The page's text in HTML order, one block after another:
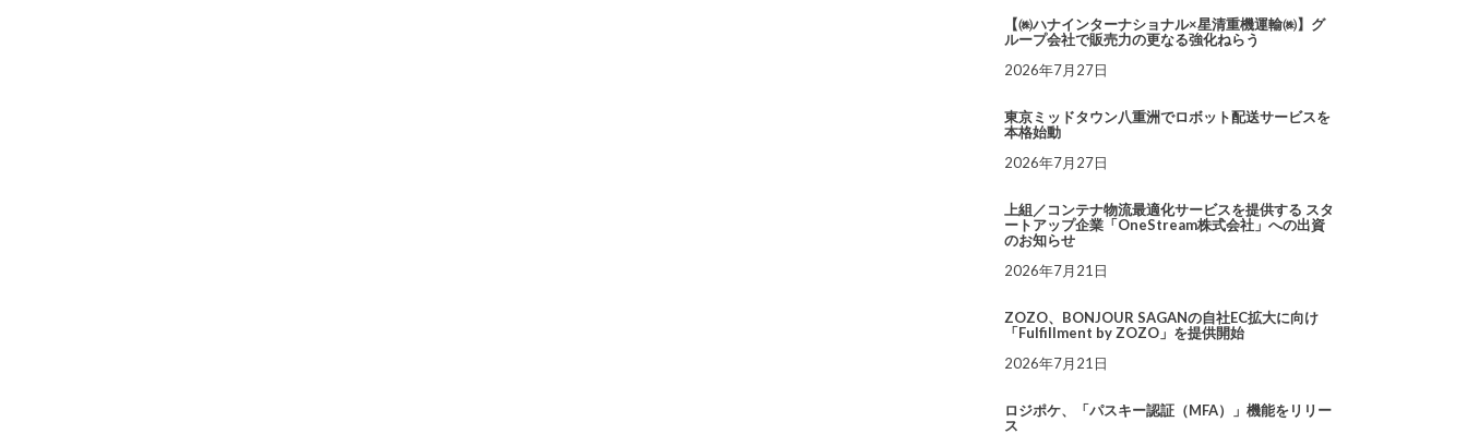
【㈱ハナインターナショナル×星清重機運輸㈱】グ
ループ会社で販売力の更なる強化ねらう
2026年7月27日
東京ミッドタウン八重洲でロボット配送サービスを
本格始動
2026年7月27日
上組／コンテナ物流最適化サービスを提供する スタ
ートアップ企業「OneStream株式会社」への出資
のお知らせ
2026年7月21日
ZOZO、BONJOUR SAGANの自社EC拡大に向け
「Fulfillment by ZOZO」を提供開始
2026年7月21日
ロジポケ、「パスキー認証（MFA）」機能をリリー
ス